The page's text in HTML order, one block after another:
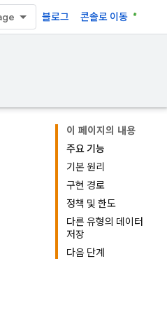
블로그 콘솔로 이동
이 페이지의 내용
주요 기능
기본 원리
구현 경로
정책 및 한도
다른 유형의 데이터
저장
다음 단계